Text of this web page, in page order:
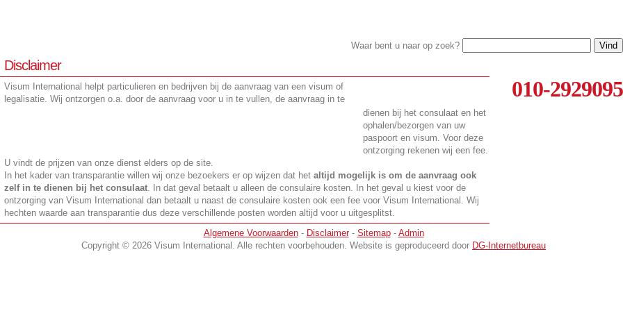
Waar bent u naar op zoek?
010-2929095
Disclaimer
Visum International helpt particulieren en bedrijven bij de aanvraag van een visum of
legalisatie. Wij ontzorgen o.a. door de aanvraag voor u in te vullen, de aanvraag in te
dienen bij het consulaat en het
ophalen/bezorgen van uw
paspoort en visum. Voor deze
ontzorging rekenen wij een fee.
U vindt de prijzen van onze dienst elders op de site.
In het kader van transparantie willen wij onze bezoekers er op wijzen dat het altijd mogelijk is om de aanvraag ook
zelf in te dienen bij het consulaat. In dat geval betaalt u alleen de consulaire kosten. In het geval u kiest voor de
ontzorging van Visum International dan betaalt u naast de consulaire kosten ook een fee voor Visum International. Wij
hechten waarde aan transparantie dus deze verschillende posten worden altijd voor u uitgesplitst.
Algemene Voorwaarden- Disclaimer- Sitemap- Admin
Copyright © 2026 Visum International. Alle rechten voorbehouden. Website is geproduceerd door DG-Internetbureau